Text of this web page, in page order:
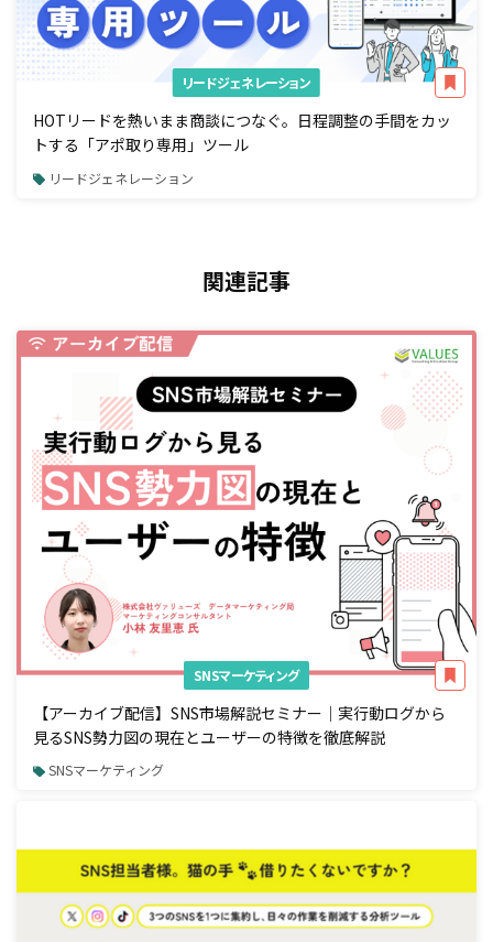
リードジェネレーション
HOTリードを熱いまま商談につなぐ。日程調整の手間をカッ
トする「アポ取り専用」ツール
リードジェネレーション
関連記事
SNSマーケティング
【アーカイブ配信】SNS市場解説セミナー｜実行動ログから
見るSNS勢力図の現在とユーザーの特徴を徹底解説
SNSマーケティング